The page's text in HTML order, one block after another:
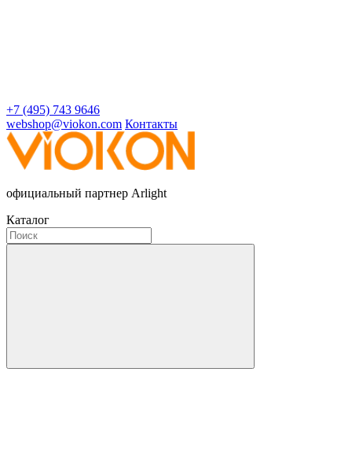
+7 (495) 743 9646
webshop@viokon.com Контакты
официальный партнер Arlight
Каталог